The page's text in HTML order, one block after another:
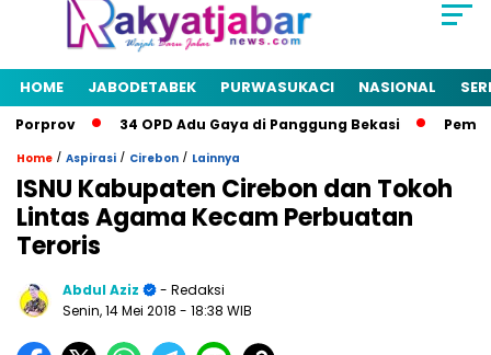
HOME JABODETABEK PURWASUKACI NASIONAL
34 OPD Adu Gaya di Panggung Bekasi Pemkab
Home / Aspirasi / Cirebon / Lainnya
ISNU Kabupaten Cirebon dan Tokoh
Lintas Agama Kecam Perbuatan
Teroris
Abdul Aziz
- Redaksi
Senin, 14 Mei 2018 - 18:38 WIB